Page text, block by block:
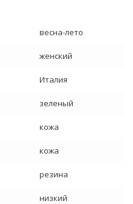
весна-лето
женский
Италия
зеленый
кожа
кожа
резина
низкий